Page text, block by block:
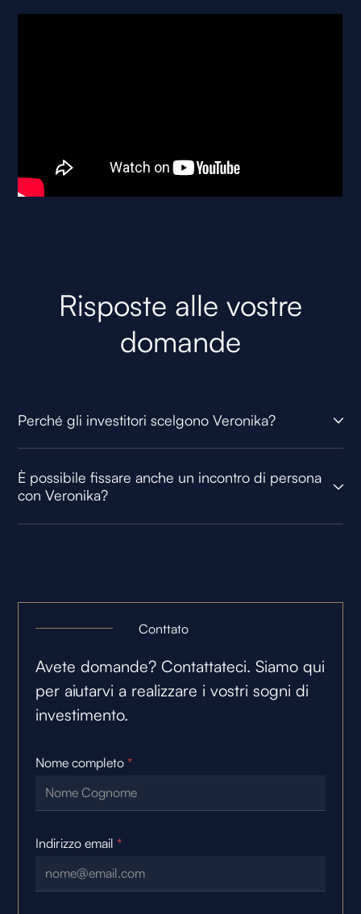
Risposte alle vostre
domande
Perché gli investitori scelgono Veronika?
È possibile fissare anche un incontro di persona
con Veronika?
Conttato
Avete domande? Contattateci. Siamo qui
per aiutarvi a realizzare i vostri sogni di
investimento.
Nome completo *
Indirizzo email *